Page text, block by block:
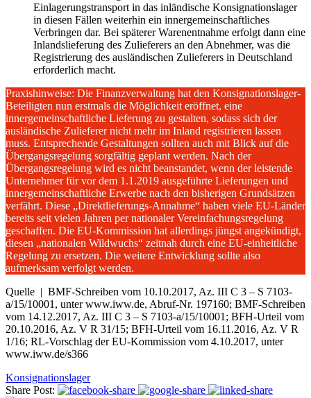
Einlagerungstransport in das inländische Konsignationslager
in diesen Fällen weiterhin ein innergemeinschaftliches
Verbringen dar. Bei späterer Warenentnahme erfolgt dann eine
Inlandslieferung des Zulieferers an den Abnehmer, was die
Registrierung des ausländischen Zulieferers in Deutschland
erforderlich macht.
Praxishinweise: Die Finanzverwaltung hat den Konsignationslager-
Beteiligten nun erstmals die Möglichkeit eröffnet, eine
innergemeinschaftliche Lieferung zu gestalten, sodass sich der
ausländische Zulieferer nicht mehr im Inland registrieren lassen
muss. Entsprechende Gestaltungen sollten auch mit Blick auf die
Übergangsregelung sorgfältig geplant werden. Nach der
Übergangsregelung wird es nicht beanstandet, wenn der leistende
Unternehmer für vor dem 1.1.2019 ausgeführte Lieferungen und
innergemeinschaftliche Erwerbe nach den bisherigen Grundsätzen
verfährt. Diese „Direktlieferungs-Annahme“ haben viele EU-Länder
bereits seit vielen Jahren per nationaler Vereinfachungsregelung
geschaffen. Die EU-Kommission hat allerdings jüngst angekündigt,
diesen „nationalen Wildwuchs“ zeitnah durch eine EU-einheitliche
Regelung zu ersetzen. Die weitere Entwicklung sollte also
aufmerksam verfolgt werden.
Quelle | BMF-Schreiben vom 10.10.2017, Az. III C 3 – S 7103-
a/15/10001, unter www.iww.de, Abruf-Nr. 197160; BMF-Schreiben
vom 14.12.2017, Az. III C 3 – S 7103-a/15/10001; BFH-Urteil vom
20.10.2016, Az. V R 31/15; BFH-Urteil vom 16.11.2016, Az. V R
1/16; RL-Vorschlag der EU-Kommission vom 4.10.2017, unter
www.iww.de/s366
Konsignationslager
Share Post: